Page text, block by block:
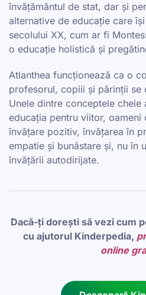
învățământul de stat, dar și
alternative de educație care
secolului XX, cum ar fi
o educație holistică și
Atlanthea funcționează ca o
profesorul, copiii și părinții se
Unele dintre conceptele cheie
educația pentru viitor, oameni
învățare pozitiv, învățarea în
empatie și bunăstare și, nu în
învățării autodirijate.
Dacă-ți dorești să vezi cum
cu ajutorul Kinderpedia,
online